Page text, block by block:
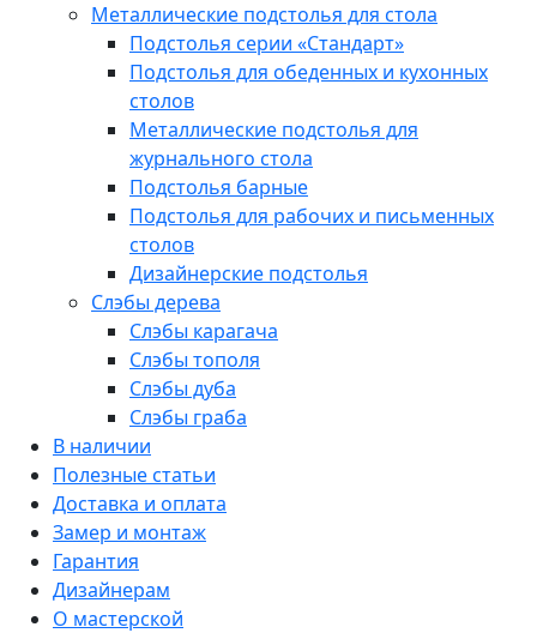
Металлические подстолья для стола
Подстолья серии «Стандарт»
Подстолья для обеденных и кухонных
столов
Металлические подстолья для
журнального стола
Подстолья барные
Подстолья для рабочих и письменных
столов
Дизайнерские подстолья
Слэбы дерева
Слэбы карагача
Слэбы тополя
Слэбы дуба
Слэбы граба
В наличии
Полезные статьи
Доставка и оплата
Замер и монтаж
Гарантия
Дизайнерам
О мастерской